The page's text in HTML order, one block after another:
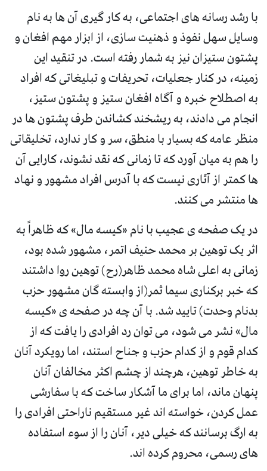
با رشد رسانه های اجتماعی، به کار گیری آن ها به نام
وسایل سهل نفوذ و ذهنیت سازی، از ابزار مهم افغان و
پشتون ستیزان نیز به شمار رفته است. در تنقید این
زمینه، در کنار جعلیات، تحریفات و تبلیغاتی که افراد
به اصطلاح خبره و آگاه افغان ستیز و پشتون ستیز،
انجام می دادند، به ریشخند کشاندن طرف پشتون ها در
منظر عامه که بسیار با منطق، سر و کار ندارد، تخلیقاتی
را هم به میان آورد که تا زمانی که نقد نشوند، کارایی آن
ها کمتر از آثاری نیست که با آدرس افراد مشهور و نهاد
ها منتشر می کنند.
در یک صفحه ی عجیب با نام «کیسه مال» که ظاهراً به
اثر یک توهین بر محمد حنیف اتمر، مشهور شده بود،
زمانی به اعلی شاه محمد ظاهر(رح) توهین روا داشتند
که خبر برکناری سیما ثمر(از وابسته گان مشهور حزب
بدنام وحدت) تایید شد. با آن چه در صفحه ی «کیسه
مال» نشر می شود، می توان رد افرادی را یافت که از
کدام قوم و از کدام حزب و جناح استند، اما رویکرد آنان
به خاطر توهین، هرچند از چشم اکثر مخالفان آنان
پنهان ماند، اما برای ما آشکار ساخت که با سفارشی
عمل کردن، خواسته اند غیر مستقیم ناراحتی افرادی را
به ارگ برسانند که خیلی دیر، آنان را از سوء استفاده
های رسمی، محروم کرده اند.